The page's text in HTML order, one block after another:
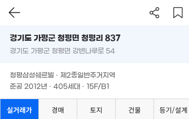
경기도 가평군 청평면 청평리 837
경기도 가평군 청평면 강변나루로 54
청평삼성쉐르빌 · 제2종일반주거지역
준공 2012년 · 405세대 · 15F/B1
실거래가 경매 토지 건물 등기/설계